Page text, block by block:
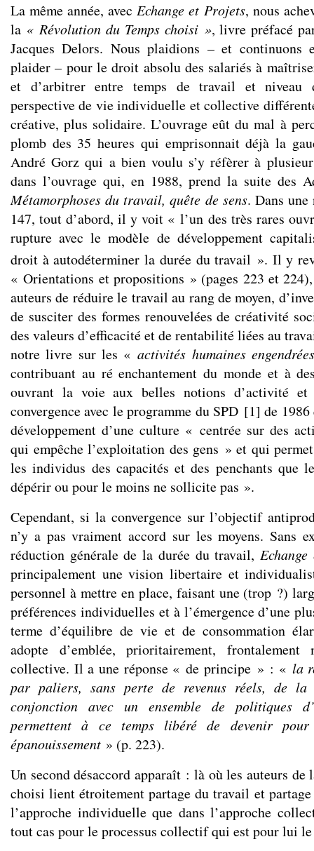
La même année, avecEchange et Projets, nous
la « Révolution du Temps choisi », livre préfacé
Jacques Delors. Nous plaidions – et continuons
plaider – pour le droit absolu des salariés à
et d’arbitrer entre temps de travail et niveau
perspective de vie individuelle et collective
créative, plus solidaire. L’ouvrage eût du mal à
plomb des 35 heures qui emprisonnait déjà la
André Gorz qui a bien voulu s’y réfèrer à
dans l’ouvrage qui, en 1988, prend la suite des
Métamorphoses du travail, quête de sens. Dans une
147, tout d’abord, il y voit « l’un des très rares
rupture avec le modèle de développement
droit à autodéterminer la durée du travail ». Il y
« Orientations et propositions » (pages 223 et
auteurs de réduire le travail au rang de moyen,
de susciter des formes renouvelées de créativité
des valeurs d’efficacité et de rentabilité liées au
notre livre sur les «activités humaines
contribuant au ré enchantement du monde et à
ouvrant la voie aux belles notions d’activité
convergence avec le programme du SPD [1] de
développement d’une culture « centrée sur des
qui empêche l’exploitation des gens » et qui
les individus des capacités et des penchants que
dépérir ou pour le moins ne sollicite pas ».
Cependant, si la convergence sur l’objectif
n’y a pas vraiment accord sur les moyens. Sans
réduction générale de la durée du travail,
principalement une vision libertaire et
personnel à mettre en place, faisant une (trop ?)
préférences individuelles et à l’émergence d’une
terme d’équilibre de vie et de consommation
adopte d’emblée, prioritairement, frontalement
collective. Il a une réponse « de principe » : « la
par paliers, sans perte de revenus réels, de
conjonction avec un ensemble de politiques
permettent à ce temps libéré de devenir
épanouissement » (p. 223).
Un second désaccord apparaît : là où les auteurs de
choisi lient étroitement partage du travail et partage
l’approche individuelle que dans l’approche
tout cas pour le processus collectif qui est pour lui